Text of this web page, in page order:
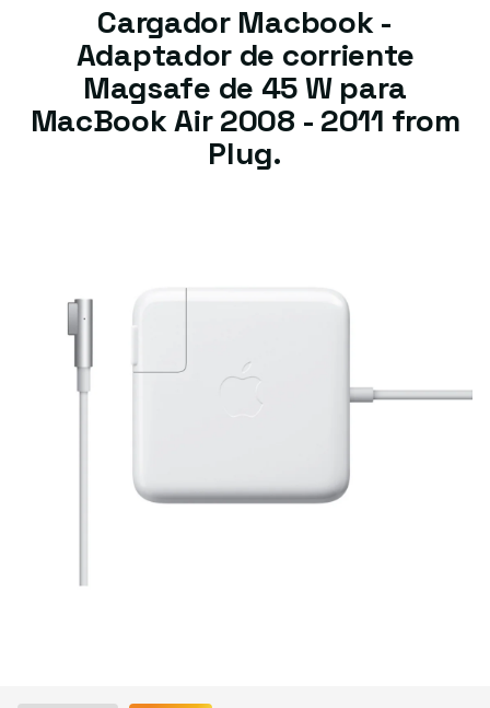
Cargador Macbook -
Adaptador de corriente
Magsafe de 45 W para
MacBook Air 2008 - 2011 from
Plug.